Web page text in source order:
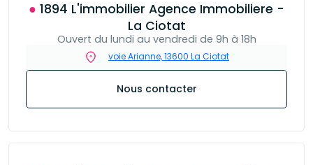
● 1894 L'immobilier Agence Immobiliere -
La Ciotat
Ouvert du lundi au vendredi de 9h à 18h
voie Arianne, 13600 La Ciotat
Nous contacter